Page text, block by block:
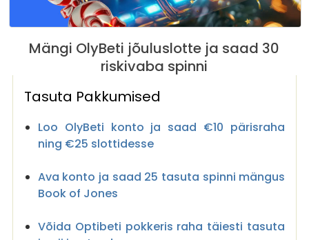
Mängi OlyBeti jõuluslotte ja saad 30
riskivaba spinni
Tasuta Pakkumised
Loo OlyBeti konto ja saad €10 pärisraha
ning €25 slottidesse
Ava konto ja saad 25 tasuta spinni mängus
Book of Jones
Võida Optibeti pokkeris raha täiesti tasuta